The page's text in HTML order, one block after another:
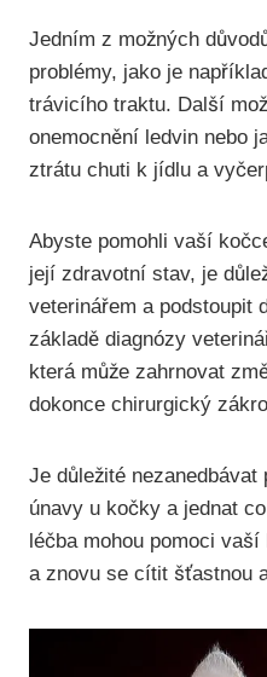
Jedním z možných
problémy, jako je
trávicího traktu. Další
onemocnění ledvin nebo
ztrátu chuti k jídlu a
Abyste pomohli vaší
její zdravotní stav, je
veterinářem a podstoupit
základě diagnózy
která může zahrnovat
dokonce chirurgický
Je důležité
únavy u kočky a jednat
léčba mohou pomoci
a znovu se cítit šťastnou